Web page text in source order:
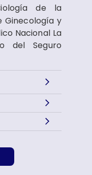
de la
Ginecología y
Nacional La
del Seguro